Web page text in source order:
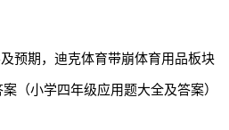
预期，迪克体育带崩体育用品板块
（小学四年级应用题大全及答案）